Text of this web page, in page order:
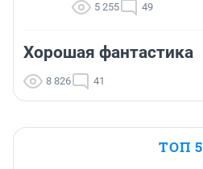
5 255 49
Хорошая фантастика
8 826 41
ТОП 5